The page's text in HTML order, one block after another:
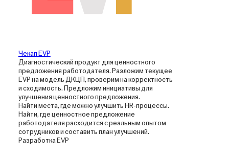
Чекап EVP
Диагностический продукт для ценностного
предложения работодателя. Разложим текущее
EVP на модель ДКЦП, проверим на корректность
и сходимость. Предложим инициативы для
улучшения ценностного предложения.
Найти места, где можно улучшить HR-процессы.
Найти, где ценностное предложение
работодателя расходится с реальным опытом
сотрудников и составить план улучшений.
Разработка EVP